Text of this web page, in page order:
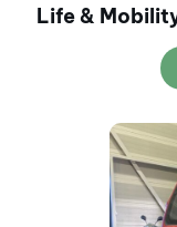
Life &